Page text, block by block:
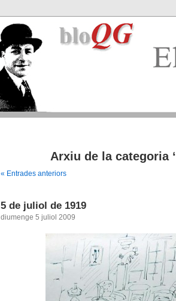
Arxiu de la categoria
« Entrades anteriors
5 de juliol de 1919
diumenge 5 juliol 2009